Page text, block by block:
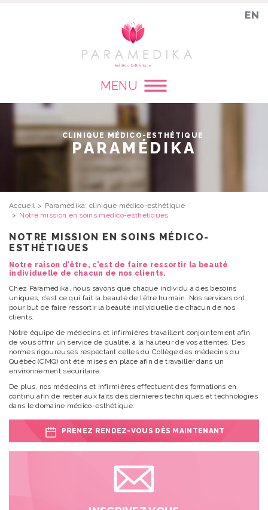
EN
MENU
CLINIQUE MÉDICO-ESTHÉTIQUE
PARAMÉDIKA
Accueil
Paramédika: clinique médico-esthétique
Notre mission en soins médico-esthétiques
NOTRE MISSION EN SOINS MÉDICO-
ESTHÉTIQUES
Notre raison d’être, c’est de faire ressortir la beauté
individuelle de chacun de nos clients.
Chez Paramédika, nous savons que chaque individu a des besoins
uniques, c’est ce qui fait la beauté de l’être humain. Nos services ont
pour but de faire ressortir la beauté individuelle de chacun de nos
clients.
Notre équipe de médecins et infirmières travaillent conjointement afin
de vous offrir un service de qualité, à la hauteur de vos attentes. Des
normes rigoureuses respectant celles du Collège des médecins du
Québec (CMQ) ont été mises en place afin de travailler dans un
environnement sécuritaire.
De plus, nos médecins et infirmières effectuent des formations en
continu afin de rester aux faits des dernières techniques et technologies
dans le domaine médico-esthétique.
PRENEZ RENDEZ-VOUS DÈS MAINTENANT